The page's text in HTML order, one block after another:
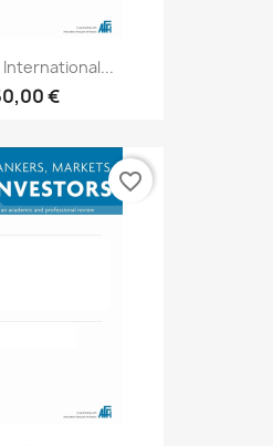
International...
€
favorite_border